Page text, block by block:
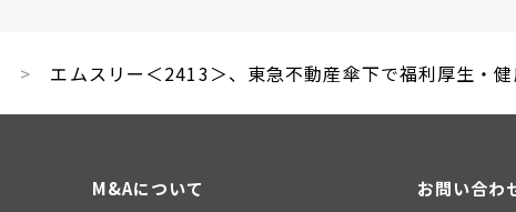
エムスリー＜2413＞、東急不動産傘下で福利厚生・
M&Aについて
お問い合わ